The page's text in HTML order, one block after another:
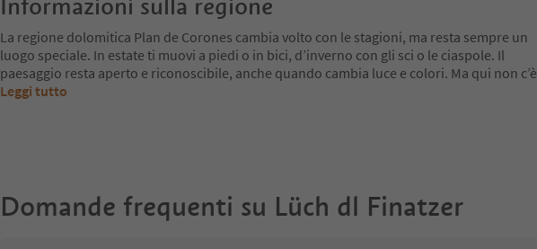
Informazioni sulla regione
La regione dolomitica Plan de Corones cambia volto con le stagioni, ma resta sempre un
luogo speciale. In estate ti muovi a piedi o in bici, d’inverno con gli sci o le ciaspole. Il
paesaggio resta aperto e riconoscibile, anche quando cambia luce e colori. Ma qui non c’è
Leggi tutto
Domande frequenti su Lüch dl Finatzer